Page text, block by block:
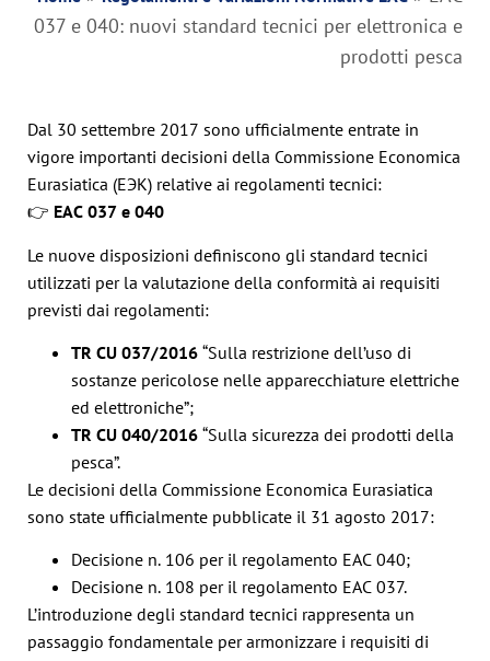
037 e 040: nuovi standard tecnici per elettronica e
prodotti pesca
Dal 30 settembre 2017 sono ufficialmente entrate in
vigore importanti decisioni della Commissione Economica
Eurasiatica (ЕЭК) relative ai regolamenti tecnici:
👉 EAC 037 e 040
Le nuove disposizioni definiscono gli standard tecnici
utilizzati per la valutazione della conformità ai requisiti
previsti dai regolamenti:
TR CU 037/2016 “Sulla restrizione dell’uso di
sostanze pericolose nelle apparecchiature elettriche
ed elettroniche”;
TR CU 040/2016 “Sulla sicurezza dei prodotti della
pesca”.
Le decisioni della Commissione Economica Eurasiatica
sono state ufficialmente pubblicate il 31 agosto 2017:
Decisione n. 106 per il regolamento EAC 040;
Decisione n. 108 per il regolamento EAC 037.
L’introduzione degli standard tecnici rappresenta un
passaggio fondamentale per armonizzare i requisiti di